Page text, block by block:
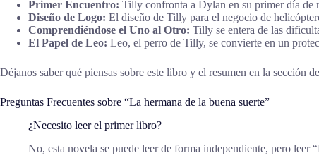
Primer Encuentro: Tilly confronta a Dylan en su primer día de
Diseño de Logo: El diseño de Tilly para el negocio de
Comprendiéndose el Uno al Otro: Tilly se entera de las
El Papel de Leo: Leo, el perro de Tilly, se convierte en un
Déjanos saber qué piensas sobre este libro y el resumen en la sección
Preguntas Frecuentes sobre “La hermana de la buena suerte”
¿Necesito leer el primer libro?
No, esta novela se puede leer de forma independiente, pero leer